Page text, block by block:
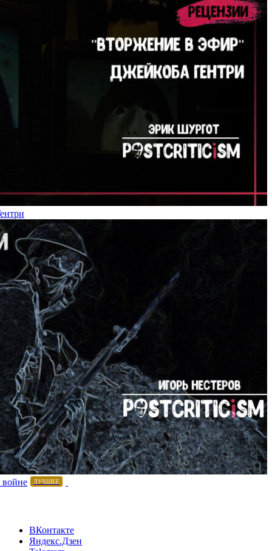
ЛУЧШЕЕ
ВКонтакте
Яндекс.Дзен